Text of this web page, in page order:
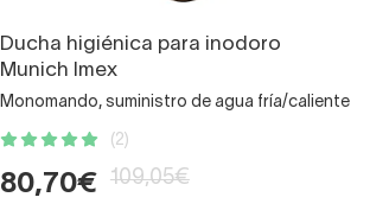
Ducha higiénica para inodoro
Munich Imex
Monomando, suministro de agua fría/caliente
(2)
80,70€ 109,05€